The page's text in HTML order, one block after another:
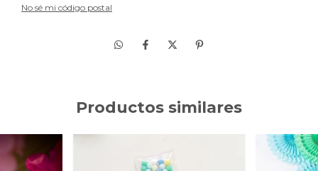
No sé mi código postal
Productos similares